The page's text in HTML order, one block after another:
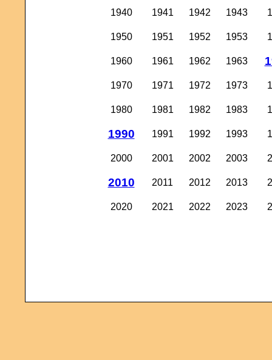
1940 1941 1942 1943
1950 1951 1952 1953
1960 1961 1962 1963
1970 1971 1972 1973
1980 1981 1982 1983
1990 1991 1992 1993
2000 2001 2002 2003
2010 2011 2012 2013
2020 2021 2022 2023